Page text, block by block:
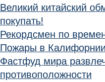
Великий китайский
покупать!
Рекордсмен по
Пожары в Калифорнии
Фастфуд мира
противоположности